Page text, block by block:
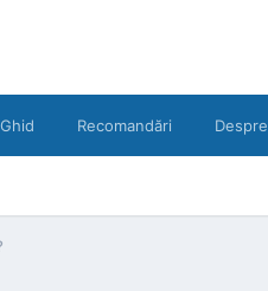
Ghid Recomandări Despre